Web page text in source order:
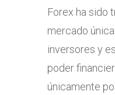
Forex ha sido
mercado
inversores y
poder
únicamente